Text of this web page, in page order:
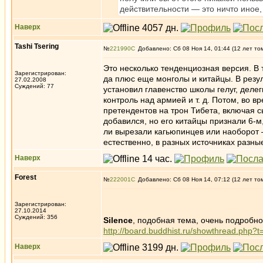
действительности — это ничто
Наверх
Tashi Tsering
Зарегистрирован:
27.02.2008
Суждений: 77
№221990 Добавлено: Сб 08 Ноя 14, 01:44 (12 лет
Это несколько тенденциозная версия.
да плюс еще монголы и китайцы. В
установил главенство школы гелуг,
контроль над армией и т. д. Потом, во
претендентов на трон Тибета,
добавился, но его китайцы признали 6-
ли вырезали кагьюпинцев или
естественно, в разных источниках
Наверх
Forest
Зарегистрирован:
27.10.2014
Суждений: 356
№222001 Добавлено: Сб 08 Ноя 14, 07:12 (12 лет
Silence , подобная тема, очень
http://board.buddhist.ru/
Наверх